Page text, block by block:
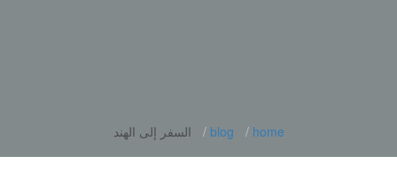
home
blog السفر إلى الهند